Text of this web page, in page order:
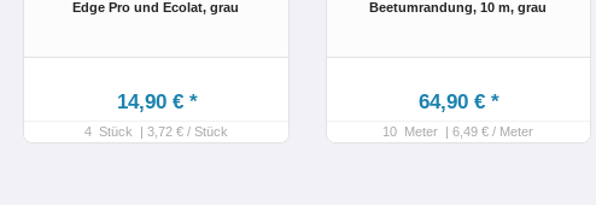
Edge Pro und Ecolat, grau
14,90 € *
4 Stück | 3,72 € / Stück
Beetumrandung, 10 m, grau
64,90 € *
10 Meter | 6,49 € / Meter